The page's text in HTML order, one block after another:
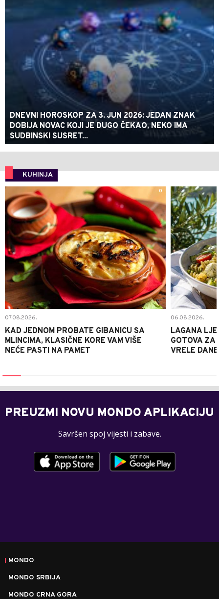
DNEVNI HOROSKOP ZA 3. JUN 2026: JEDAN ZNAK
DOBIJA NOVAC KOJI JE DUGO ČEKAO, NEKO IMA
SUDBINSKI SUSRET...
KUHINJA
0
07.08.2026.
KAD JEDNOM PROBATE GIBANICU SA
MLINCIMA, KLASIČNE KORE VAM VIŠE
NEĆE PASTI NA PAMET
06.08.2026.
LAGANA
GOTOVA ZA
VRELE DANE
PREUZMI NOVU MONDO APLIKACIJU
Savršen spoj vijesti i zabave.
MONDO
MONDO SRBIJA
MONDO CRNA GORA